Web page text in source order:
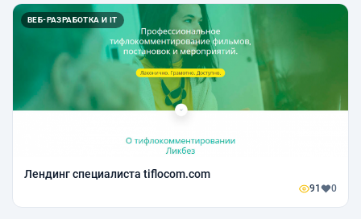
ВЕБ-РАЗРАБОТКА И IT
Лендинг специалиста tiflocom.com
91 0